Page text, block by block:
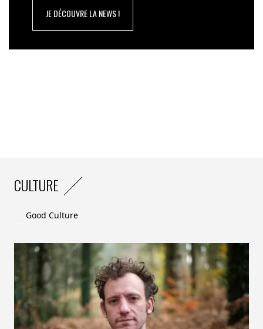
JE DÉCOUVRE LA NEWS !
CULTURE
Good Culture